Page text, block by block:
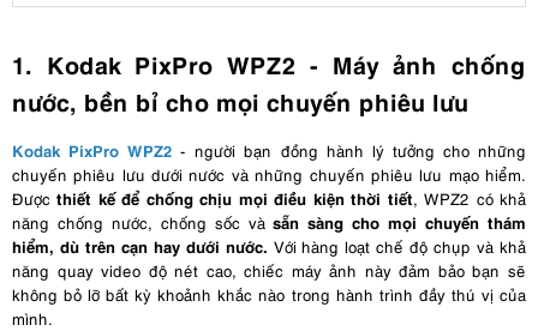
1. Kodak PixPro WPZ2 - Máy ảnh chống
nước, bền bỉ cho mọi chuyến phiêu lưu
Kodak PixPro WPZ2 - người bạn đồng hành lý tưởng cho những
chuyến phiêu lưu dưới nước và những chuyến phiêu lưu mạo hiểm.
Đượcthiết kế để chống chịu mọi điều kiện thời tiết, WPZ2 có khả
năng chống nước, chống sốc vàsẵn sàng cho mọi chuyến thám
hiểm, dù trên cạn hay dưới nước. Với hàng loạt chế độ chụp và khả
năng quay video độ nét cao, chiếc máy ảnh này đảm bảo bạn sẽ
không bỏ lỡ bất kỳ khoảnh khắc nào trong hành trình đầy thú vị của
mình.